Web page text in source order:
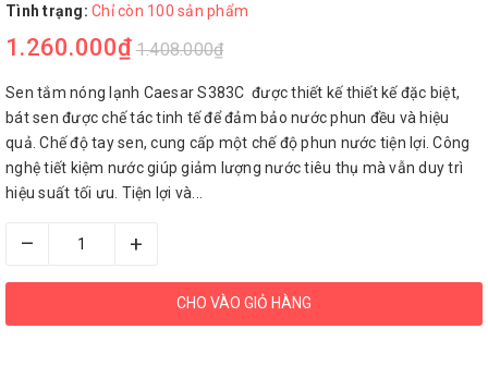
Tình trạng: Chỉ còn 100 sản phẩm
1.260.000₫ 1.408.000₫
Sen tắm nóng lạnh Caesar S383C được thiết kế thiết kế đặc biệt,
bát sen được chế tác tinh tế để đảm bảo nước phun đều và hiệu
quả. Chế độ tay sen, cung cấp một chế độ phun nước tiện lợi. Công
nghệ tiết kiệm nước giúp giảm lượng nước tiêu thụ mà vẫn duy trì
hiệu suất tối ưu. Tiện lợi và...
– +
CHO VÀO GIỎ HÀNG